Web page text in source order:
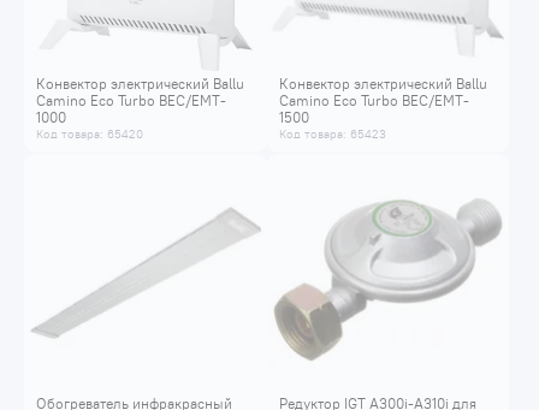
Конвектор электрический Ballu
Camino Eco Turbo BEC/EMT-
1000
Код товара: 65420
Конвектор электрический Ballu
Camino Eco Turbo BEC/EMT-
1500
Код товара: 65423
Обогреватель инфракрасный
Редуктор IGT A300i-A310i для